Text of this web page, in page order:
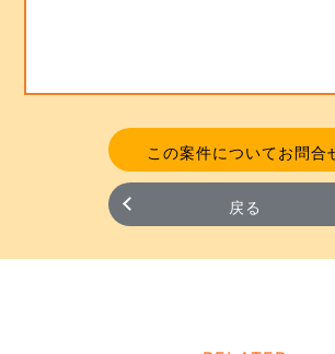
戻る
この案件についてお問合